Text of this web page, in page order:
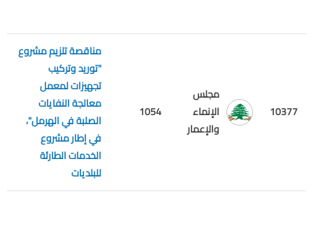
10377
مجلس
الإنماء
والإعمار
1054
مناقصة تلزيم مشروع
"توريد وتركيب
تجهيزات لمعمل
معالجة النفايات
الصلبة في الهرمل"،
في إطار مشروع
الخدمات الطارئة
للبلديات